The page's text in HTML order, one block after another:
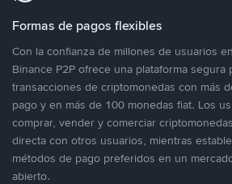
Formas de pagos flexibles
Con la confianza de millones de usuarios
Binance P2P ofrece una plataforma segura
transacciones de criptomonedas con más
pago y en más de 100 monedas fiat. Los
comprar, vender y comerciar
directa con otros usuarios, mientras
métodos de pago preferidos en un
abierto.